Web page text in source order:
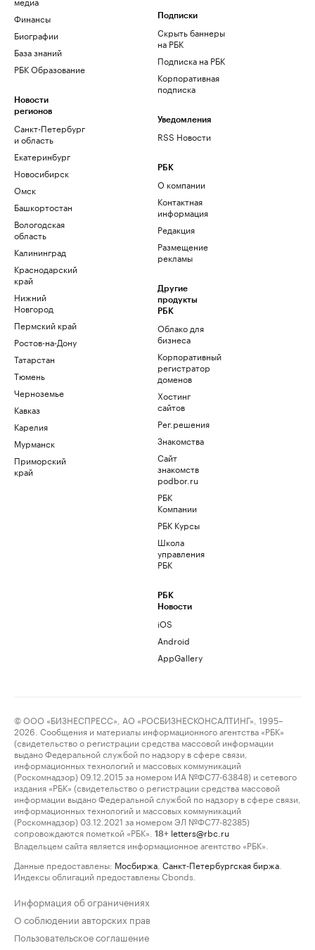
Финансы
Биографии
База знаний
РБК Образование
Новости
регионов
Санкт-Петербург
и область
Екатеринбург
Новосибирск
Омск
Башкортостан
Вологодская
область
Калининград
Краснодарский
край
Нижний
Новгород
Пермский край
Ростов-на-Дону
Татарстан
Тюмень
Черноземье
Кавказ
Карелия
Мурманск
Приморский
край
Подписки
Скрыть баннеры
на РБК
Подписка на РБК
Корпоративная
подписка
Уведомления
RSS Новости
РБК
О компании
Контактная
информация
Редакция
Размещение
рекламы
Другие
продукты
РБК
Облако для
бизнеса
Корпоративный
регистратор
доменов
Хостинг
сайтов
Рег.решения
Знакомства
Сайт
знакомств
podbor.ru
РБК
Компании
РБК Курсы
Школа
управления
РБК
РБК
Новости
iOS
Android
AppGallery
© ООО «БИЗНЕСПРЕСС», АО «РОСБИЗНЕСКОНСАЛТИНГ», 1995–
2026. Сообщения и материалы информационного агентства «РБК»
(свидетельство о регистрации средства массовой информации
выдано Федеральной службой по надзору в сфере связи,
информационных технологий и массовых коммуникаций
(Роскомнадзор) 09.12.2015 за номером ИА №ФС77-63848) и сетевого
издания «РБК» (свидетельство о регистрации средства массовой
информации выдано Федеральной службой по надзору в сфере связи,
информационных технологий и массовых коммуникаций
(Роскомнадзор) 03.12.2021 за номером ЭЛ №ФС77-82385)
сопровождаются пометкой «РБК».
18+ letters@rbc.ru
Владельцем сайта является информационное агентство «РБК».
Данные предоставлены: Мосбиржа Санкт-Петербургская биржа
Индексы облигаций предоставлены Cbonds.
Информация об ограничениях
О соблюдении авторских прав
Пользовательское соглашение